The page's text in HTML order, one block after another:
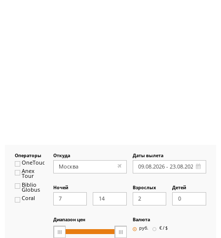
Операторы
OneTouch&Travel
Anex
Tour
Biblio
Globus
Coral
Откуда Даты вылета
Ночей Взрослых Детей
Диапазон цен
Валюта
руб.
€ / $